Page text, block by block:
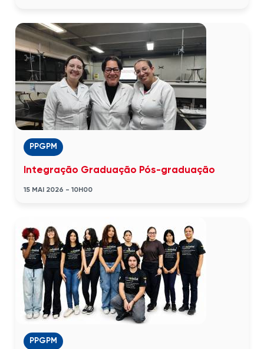
PPGPM
Integração Graduação Pós-graduação
15 MAI 2026 - 10H00
PPGPM